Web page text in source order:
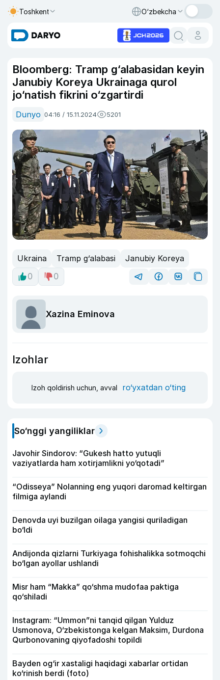
Toshkent O‘zbekcha
Bloomberg: Tramp g‘alabasidan keyin
Janubiy Koreya Ukrainaga qurol
jo‘natish fikrini o‘zgartirdi
Dunyo 04:16 / 15.11.2024 5201
Ukraina Tramp g‘alabasi
Janubiy Koreya
0
0
Xazina Eminova
Izohlar
Izoh qoldirish uchun, avval ro‘yxatdan o‘ting
So‘nggi yangiliklar
Javohir Sindorov: “Gukesh hatto yutuqli
vaziyatlarda ham xotirjamlikni yo‘qotadi”
“Odisseya” Nolanning eng yuqori daromad keltirgan
filmiga aylandi
Denovda uyi buzilgan oilaga yangisi quriladigan
bo‘ldi
Andijonda qizlarni Turkiyaga fohishalikka sotmoqchi
bo‘lgan ayollar ushlandi
Misr ham “Makka” qo‘shma mudofaa paktiga
qo‘shiladi
Instagram: “Ummon”ni tanqid qilgan Yulduz
Usmonova, O‘zbekistonga kelgan Maksim, Durdona
Qurbonovaning qiyofadoshi topildi
Bayden og‘ir xastaligi haqidagi xabarlar ortidan
ko‘rinish berdi (foto)